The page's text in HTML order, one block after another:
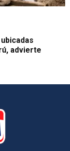
advierte